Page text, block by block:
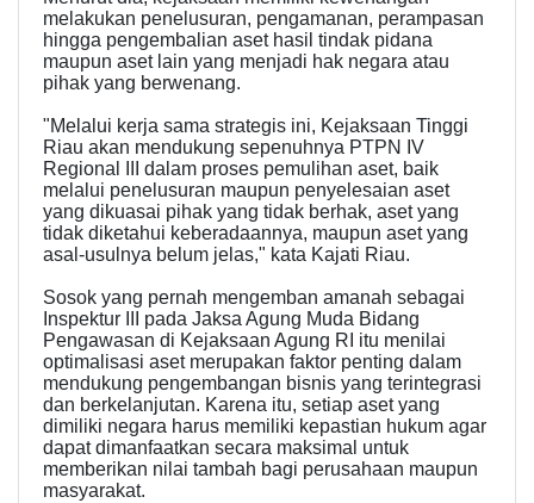
melakukan penelusuran, pengamanan, perampasan
hingga pengembalian aset hasil tindak pidana
maupun aset lain yang menjadi hak negara atau
pihak yang berwenang.
"Melalui kerja sama strategis ini, Kejaksaan Tinggi
Riau akan mendukung sepenuhnya PTPN IV
Regional III dalam proses pemulihan aset, baik
melalui penelusuran maupun penyelesaian aset
yang dikuasai pihak yang tidak berhak, aset yang
tidak diketahui keberadaannya, maupun aset yang
asal-usulnya belum jelas," kata Kajati Riau.
Sosok yang pernah mengemban amanah sebagai
Inspektur III pada Jaksa Agung Muda Bidang
Pengawasan di Kejaksaan Agung RI itu menilai
optimalisasi aset merupakan faktor penting dalam
mendukung pengembangan bisnis yang terintegrasi
dan berkelanjutan. Karena itu, setiap aset yang
dimiliki negara harus memiliki kepastian hukum agar
dapat dimanfaatkan secara maksimal untuk
memberikan nilai tambah bagi perusahaan maupun
masyarakat.